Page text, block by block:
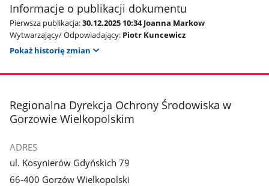
Informacje o publikacji dokumentu
Pierwsza publikacja:30.12.2025 10:34 Joanna Markow
Wytwarzający/ Odpowiadający: Piotr Kuncewicz
Pokaż historię zmian
stopka
Regionalna Dyrekcja Ochrony Środowiska w
Gorzowie Wielkopolskim
ADRES
ul. Kosynierów Gdyńskich 79
66-400 Gorzów Wielkopolski